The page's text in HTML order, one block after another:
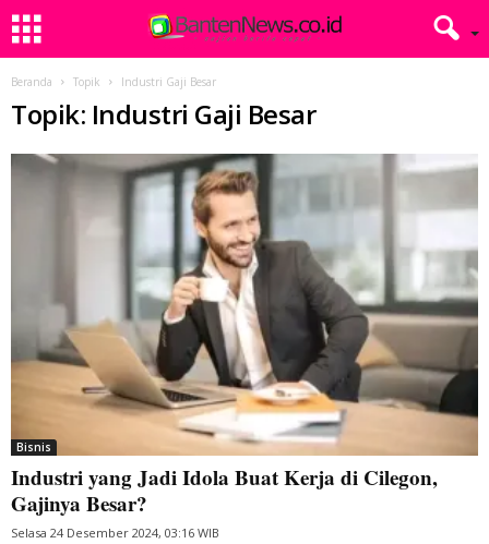
Beranda Topik Industri Gaji Besar
Topik: Industri Gaji Besar
Bisnis
Industri yang Jadi Idola Buat Kerja di Cilegon,
Gajinya Besar?
Selasa 24 Desember 2024, 03:16 WIB